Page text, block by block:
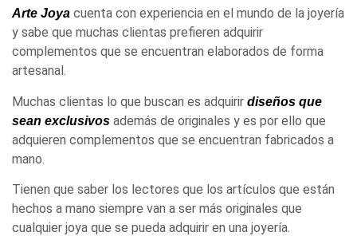
Arte Joya cuenta con experiencia en el mundo de la joyería
y sabe que muchas clientas prefieren adquirir
complementos que se encuentran elaborados de forma
artesanal.
Muchas clientas lo que buscan es adquirir diseños que
sean exclusivos además de originales y es por ello que
adquieren complementos que se encuentran fabricados a
mano.
Tienen que saber los lectores que los artículos que están
hechos a mano siempre van a ser más originales que
cualquier joya que se pueda adquirir en una joyería.